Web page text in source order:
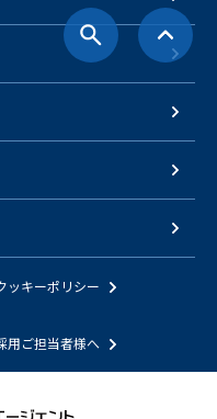
ッキーポリシー
用ご担当者様へ